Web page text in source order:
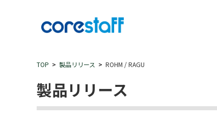
TOP 製品リリース ROHM / RAGU
製品リリース